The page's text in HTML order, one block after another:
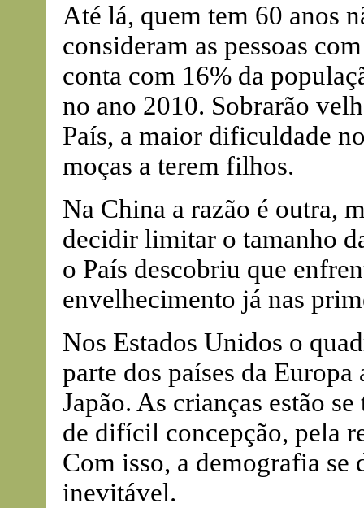
Até lá, quem tem 60 anos
consideram as pessoas
conta com 16% da
no ano 2010. Sobrarão
País, a maior dificuldade
moças a terem filhos.
Na China a razão é outra,
decidir limitar o tamanho
o País descobriu que
envelhecimento já nas
Nos Estados Unidos o
parte dos países da Europa
Japão. As crianças estão
de difícil concepção, pela
Com isso, a demografia se
inevitável.